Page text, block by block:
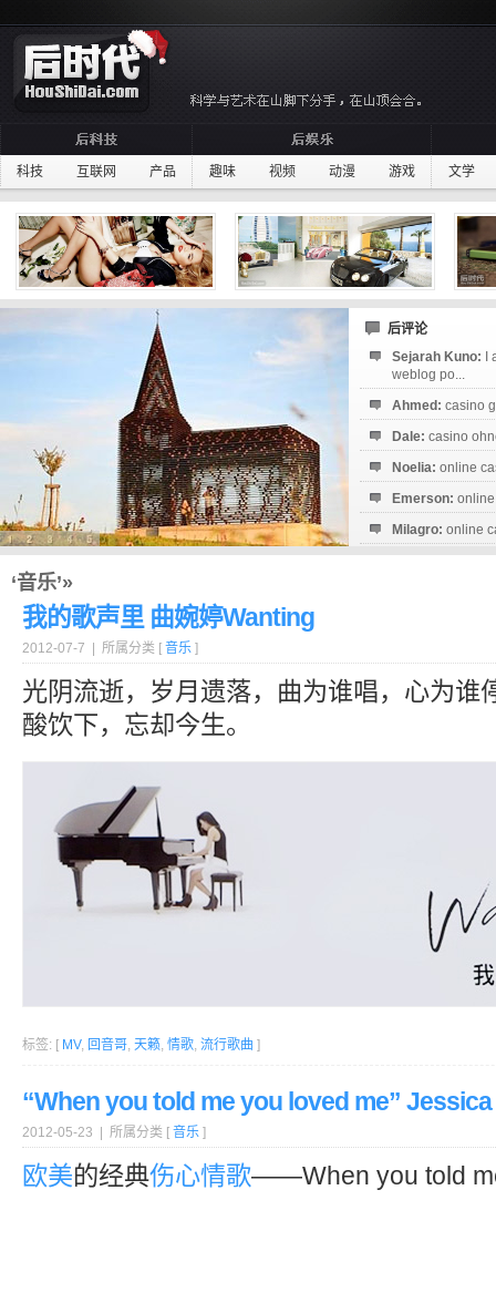
科技 互联网 产品 趣味 视频 动漫 游戏 文学
后评论
Sejarah Kuno:
weblog po...
Ahmed: casino
Dale: casino
Noelia: online
Emerson:
Milagro: online
‘音乐’»
我的歌声里 曲婉婷Wanting
2012-07-7 | 所属分类 [ 音乐 ]
光阴流逝，岁月遗落，曲为谁唱，心为谁
酸饮下，忘却今生。
标签: [ MV, 回音哥, 天籁, 情歌, 流行歌曲 ]
“When you told me you loved me”
2012-05-23 | 所属分类 [ 音乐 ]
欧美的经典伤心情歌——When you told